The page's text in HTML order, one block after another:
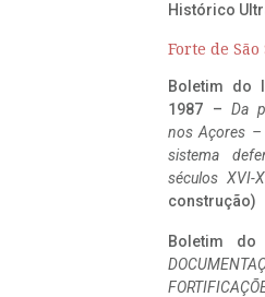
Histórico
Forte de São
Boletim do
1987 – Da
nos Açores –
sistema
séculos XVI-
construção)
Boletim